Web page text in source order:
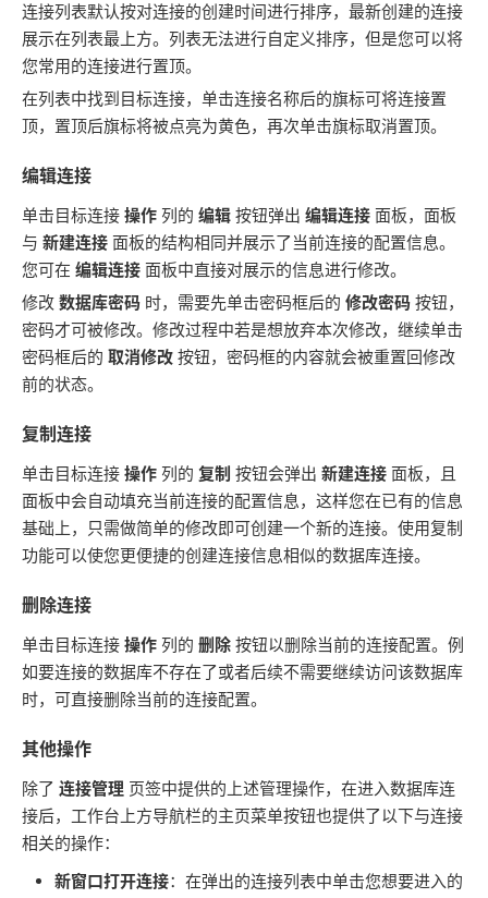
连接列表默认按对连接的创建时间进行排序，最新创建的连接
展示在列表最上方。列表无法进行自定义排序，但是您可以将
您常用的连接进行置顶。
在列表中找到目标连接，单击连接名称后的旗标可将连接置
顶，置顶后旗标将被点亮为黄色，再次单击旗标取消置顶。
编辑连接
单击目标连接 操作 列的 编辑 按钮弹出 编辑连接 面板，面板
与 新建连接 面板的结构相同并展示了当前连接的配置信息。
您可在 编辑连接 面板中直接对展示的信息进行修改。
修改 数据库密码 时，需要先单击密码框后的 修改密码 按钮，
密码才可被修改。修改过程中若是想放弃本次修改，继续单击
密码框后的 取消修改 按钮，密码框的内容就会被重置回修改
前的状态。
复制连接
单击目标连接 操作 列的 复制 按钮会弹出 新建连接 面板，且
面板中会自动填充当前连接的配置信息，这样您在已有的信息
基础上，只需做简单的修改即可创建一个新的连接。使用复制
功能可以使您更便捷的创建连接信息相似的数据库连接。
删除连接
单击目标连接 操作 列的 删除 按钮以删除当前的连接配置。例
如要连接的数据库不存在了或者后续不需要继续访问该数据库
时，可直接删除当前的连接配置。
其他操作
除了 连接管理 页签中提供的上述管理操作，在进入数据库连
接后，工作台上方导航栏的主页菜单按钮也提供了以下与连接
相关的操作：
新窗口打开连接：在弹出的连接列表中单击您想要进入的